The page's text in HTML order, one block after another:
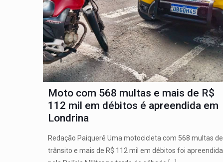
Moto com 568 multas e mais de R$
112 mil em débitos é apreendida em
Londrina
Redação Paiquerê Uma motocicleta com 568 multas de
trânsito e mais de R$ 112 mil em débitos foi apreendida